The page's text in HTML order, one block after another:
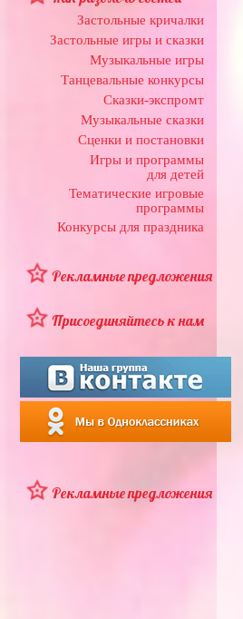
Застольные кричалки
Застольные игры и сказки
Музыкальные игры
Танцевальные конкурсы
Сказки-экспромт
Музыкальные сказки
Сценки и постановки
Игры и программы
для детей
Тематические игровые
программы
Конкурсы для праздника
Рекламные предложения
Присоединяйтесь к нам
Рекламные предложения